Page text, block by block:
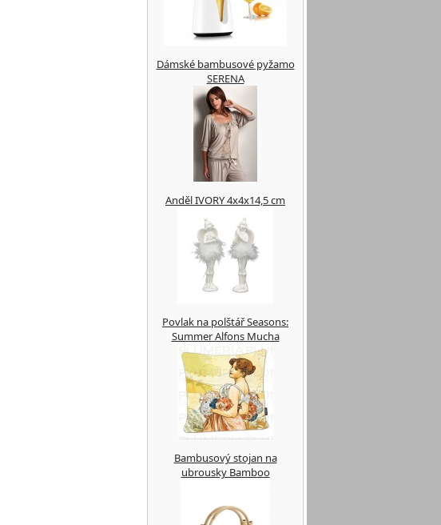
Dámské bambusové pyžamo
SERENA
Anděl IVORY 4x4x14,5 cm
Povlak na polštář Seasons:
Summer Alfons Mucha
Bambusový stojan na
ubrousky Bamboo